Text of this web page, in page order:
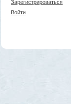
Зарегистрироваться
Войти